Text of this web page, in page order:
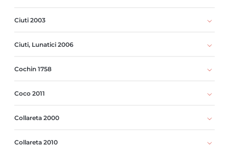
Ciuti 2003
Ciuti, Lunatici 2006
Cochin 1758
Coco 2011
Collareta 2000
Collareta 2010